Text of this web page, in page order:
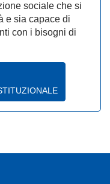
sociale che si
e sia capace di
con i bisogni di